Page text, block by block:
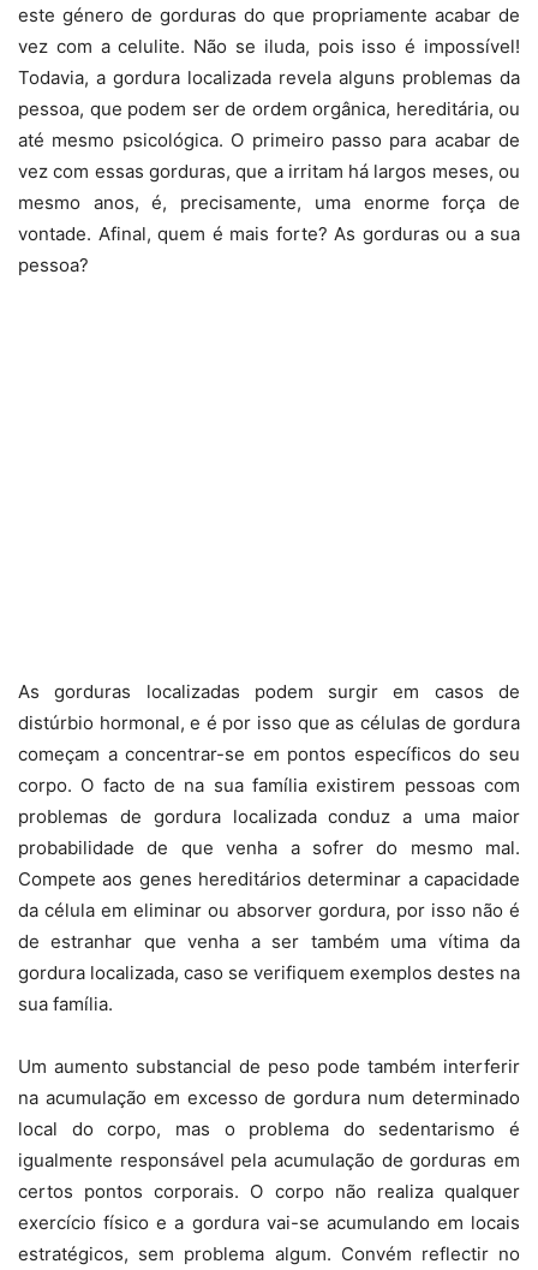
este género de gorduras do que propriamente acabar de
vez com a celulite. Não se iluda, pois isso é impossível!
Todavia, a gordura localizada revela alguns problemas da
pessoa, que podem ser de ordem orgânica, hereditária, ou
até mesmo psicológica. O primeiro passo para acabar de
vez com essas gorduras, que a irritam há largos meses, ou
mesmo anos, é, precisamente, uma enorme força de
vontade. Afinal, quem é mais forte? As gorduras ou a sua
pessoa?
As gorduras localizadas podem surgir em casos de
distúrbio hormonal, e é por isso que as células de gordura
começam a concentrar-se em pontos específicos do seu
corpo. O facto de na sua família existirem pessoas com
problemas de gordura localizada conduz a uma maior
probabilidade de que venha a sofrer do mesmo mal.
Compete aos genes hereditários determinar a capacidade
da célula em eliminar ou absorver gordura, por isso não é
de estranhar que venha a ser também uma vítima da
gordura localizada, caso se verifiquem exemplos destes na
sua família.
Um aumento substancial de peso pode também interferir
na acumulação em excesso de gordura num determinado
local do corpo, mas o problema do sedentarismo é
igualmente responsável pela acumulação de gorduras em
certos pontos corporais. O corpo não realiza qualquer
exercício físico e a gordura vai-se acumulando em locais
estratégicos, sem problema algum. Convém reflectir no